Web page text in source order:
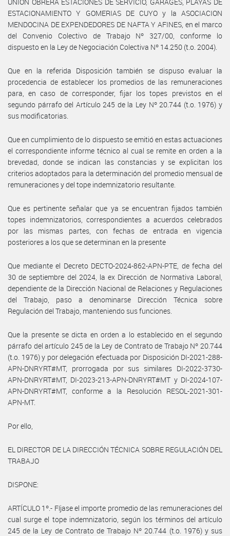
ESTACIONAMIENTO Y GOMERIAS DE CUYO y la ASOCIACION
MENDOCINA DE EXPENDEDORES DE NAFTA Y AFINES, en el marco
del Convenio Colectivo de Trabajo Nº 327/00, conforme lo
dispuesto en la Ley de Negociación Colectiva Nº 14.250 (t.o. 2004).
Que en la referida Disposición también se dispuso evaluar la
procedencia de establecer los promedios de las remuneraciones
para, en caso de corresponder, fijar los topes previstos en el
segundo párrafo del Artículo 245 de la Ley Nº 20.744 (t.o. 1976) y
sus modificatorias.
Que en cumplimiento de lo dispuesto se emitió en estas actuaciones
el correspondiente informe técnico al cual se remite en orden a la
brevedad, donde se indican las constancias y se explicitan los
criterios adoptados para la determinación del promedio mensual de
remuneraciones y del tope indemnizatorio resultante.
Que es pertinente señalar que ya se encuentran fijados también
topes indemnizatorios, correspondientes a acuerdos celebrados
por las mismas partes, con fechas de entrada en vigencia
posteriores a los que se determinan en la presente
Que mediante el Decreto DECTO-2024-862-APN-PTE, de fecha del
30 de septiembre del 2024, la ex Dirección de Normativa Laboral,
dependiente de la Dirección Nacional de Relaciones y Regulaciones
del Trabajo, paso a denominarse Dirección Técnica sobre
Regulación del Trabajo, manteniendo sus funciones.
Que la presente se dicta en orden a lo establecido en el segundo
párrafo del artículo 245 de la Ley de Contrato de Trabajo Nº 20.744
(t.o. 1976) y por delegación efectuada por Disposición DI-2021-288-
APN-DNRYRT#MT, prorrogada por sus similares DI-2022-3730-
APN-DNRYRT#MT, DI-2023-213-APN-DNRYRT#MT y DI-2024-107-
APN-DNRYRT#MT, conforme a la Resolución RESOL-2021-301-
APN-MT.
Por ello,
EL DIRECTOR DE LA DIRECCIÓN TÉCNICA SOBRE REGULACIÓN DEL
TRABAJO
DISPONE:
ARTÍCULO 1º.- Fíjase el importe promedio de las remuneraciones del
cual surge el tope indemnizatorio, según los términos del artículo
245 de la Ley de Contrato de Trabajo Nº 20.744 (t.o. 1976) y sus